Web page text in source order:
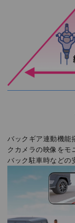
バックギア連動機能
クカメラの映像をモ
バック駐車時などの